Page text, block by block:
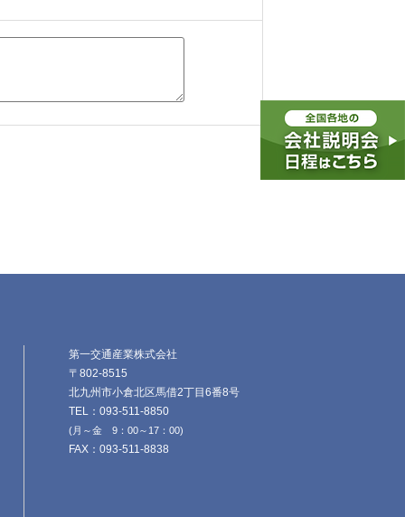
第一交通産業株式会社
〒802-8515
北九州市小倉北区馬借2丁目6番8号
TEL：093-511-8850
(月～金 9：00～17：00)
FAX：093-511-8838